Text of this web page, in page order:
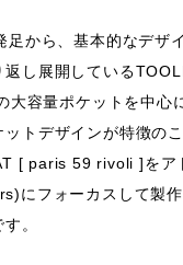
足から、基本的なデザ
返し展開している
大容量ポケットを中心
トデザインが特徴の
[ paris 59 rivoli ]をア
にフォーカスして製
。